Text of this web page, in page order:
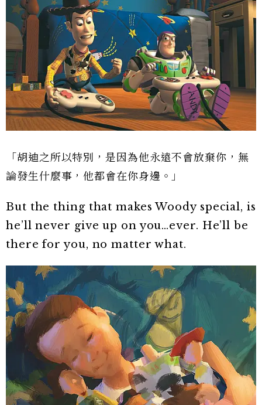
「胡迪之所以特別，是因為他永遠不會放棄你，無
論發生什麼事，他都會在你身邊。」
But the thing that makes Woody special, is
he’ll never give up on you…ever. He’ll be
there for you, no matter what.